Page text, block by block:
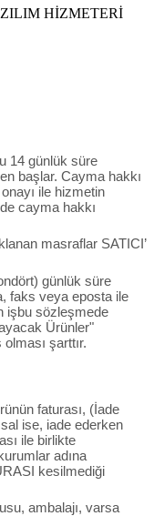
HİZMETERİ
14 günlük süre
başlar. Cayma hakkı
ile hizmetin
cayma hakkı
masraflar SATICI’
günlük süre
faks veya eposta ile
işbu sözleşmede
Ürünler"
şarttır.
faturası, (İade
ise, iade ederken
ile birlikte
adına
kesilmediği
ambalajı, varsa